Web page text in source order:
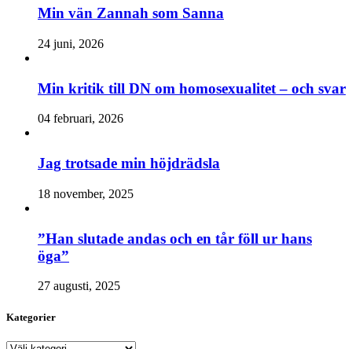
Min vän Zannah som Sanna
24 juni, 2026
Min kritik till DN om homosexualitet – och svar
04 februari, 2026
Jag trotsade min höjdrädsla
18 november, 2025
”Han slutade andas och en tår föll ur hans
öga”
27 augusti, 2025
Kategorier